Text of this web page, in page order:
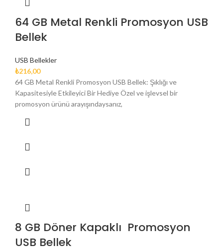
64 GB Metal Renkli Promosyon USB
Bellek
USB Bellekler
₺216,00
64 GB Metal Renkli Promosyon USB Bellek: Şıklığı ve
Kapasitesiyle Etkileyici Bir Hediye Özel ve işlevsel bir
promosyon ürünü arayışındaysanız,
8 GB Döner Kapaklı Promosyon
USB Bellek